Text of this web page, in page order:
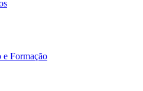
Formação